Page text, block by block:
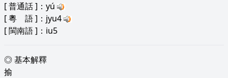
[普通話]：yú
[粵 語]：jyu4
[閩南語]：iu5
◎ 基本解釋
揄